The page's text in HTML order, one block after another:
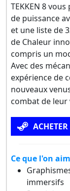
TEKKEN 8
de puissance
et une liste de
de Chaleur
compris un
Avec des
expérience de
nouveaux
combat de leur
ACHETER
Ce que l'on
immersifs